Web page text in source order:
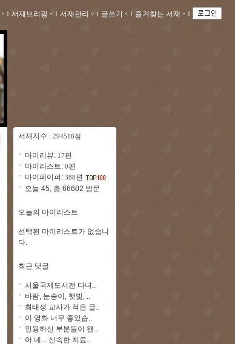
ｌ 서재브리핑 ｌ 서재관리 ｌ 글쓰기 ｌ 즐겨찾는 서재 ｌ
서재지수 : 294516점
마이리뷰: 17편
마이리스트: 0편
마이페이퍼: 388편
오늘 45, 총 66602 방문
오늘의 마이리스트
선택된 마이리스트가 없습니
다.
최근 댓글
서울국제도서전 다녀..
바람, 눈송이, 햇빛, ..
최태성 교사가 적은 글..
이 영화 너무 좋았습..
인용하신 부분들이 왠..
아 네... 신속한 치료..